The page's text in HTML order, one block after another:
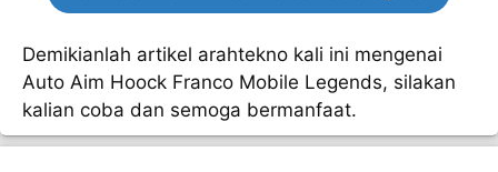
Demikianlah artikel arahtekno kali ini mengenai
Auto Aim Hoock Franco Mobile Legends, silakan
kalian coba dan semoga bermanfaat.